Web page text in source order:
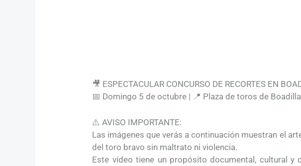
🎥 ESPECTACULAR CONCURSO DE RECORTES EN
📅 Domingo 5 de octubre | 📍 Plaza de toros de
⚠️ AVISO IMPORTANTE:
Las imágenes que verás a continuación muestran el
del toro bravo sin maltrato ni violencia.
Este vídeo tiene un propósito documental, cultural y